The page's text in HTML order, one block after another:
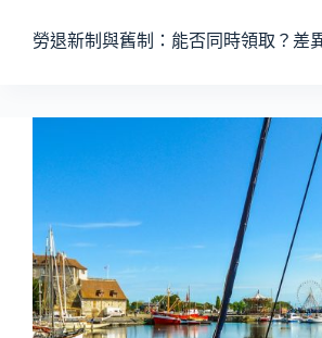
勞退新制與舊制：能否同時領取？差